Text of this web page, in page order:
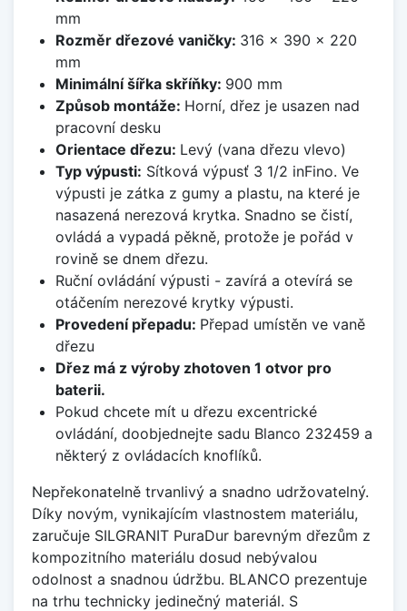
mm
Rozměr dřezové vaničky: 316 x 390 x 220
mm
Minimální šířka skříňky: 900 mm
Způsob montáže: Horní, dřez je usazen nad
pracovní desku
Orientace dřezu: Levý (vana dřezu vlevo)
Typ výpusti: Sítková výpusť 3 1/2 inFino. Ve
výpusti je zátka z gumy a plastu, na které je
nasazená nerezová krytka. Snadno se čistí,
ovládá a vypadá pěkně, protože je pořád v
rovině se dnem dřezu.
Ruční ovládání výpusti - zavírá a otevírá se
otáčením nerezové krytky výpusti.
Provedení přepadu: Přepad umístěn ve vaně
dřezu
Dřez má z výroby zhotoven 1 otvor pro
baterii.
Pokud chcete mít u dřezu excentrické
ovládání, doobjednejte sadu Blanco 232459 a
některý z ovládacích knoflíků.
Nepřekonatelně trvanlivý a snadno udržovatelný.
Díky novým, vynikajícím vlastnostem materiálu,
zaručuje SILGRANIT PuraDur barevným dřezům z
kompozitního materiálu dosud nebývalou
odolnost a snadnou údržbu. BLANCO prezentuje
na trhu technicky jedinečný materiál. S